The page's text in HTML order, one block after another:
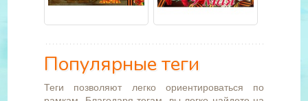
Популярные теги
Теги позволяют легко ориентироваться по